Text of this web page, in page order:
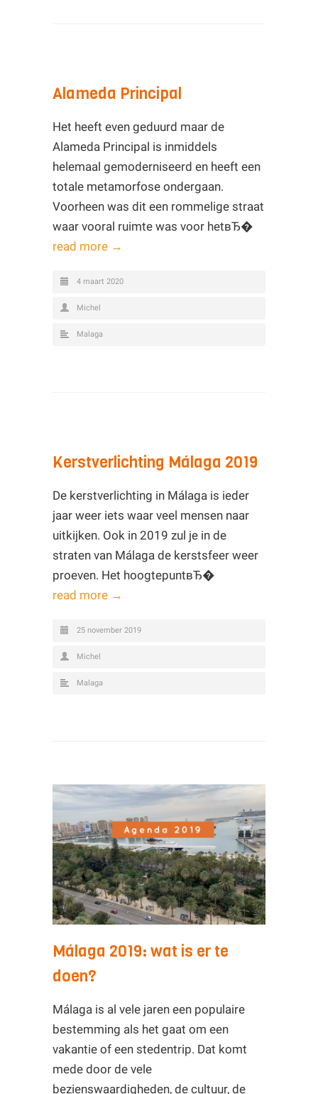
Alameda Principal
Het heeft even geduurd maar de
Alameda Principal is inmiddels
helemaal gemoderniseerd en heeft een
totale metamorfose ondergaan.
Voorheen was dit een rommelige straat
waar vooral ruimte was voor hetвЂ�
read more →
4 maart 2020
Michel
Malaga
Kerstverlichting Málaga 2019
De kerstverlichting in Málaga is ieder
jaar weer iets waar veel mensen naar
uitkijken. Ook in 2019 zul je in de
straten van Málaga de kerstsfeer weer
proeven. Het hoogtepuntвЂ�
read more →
25 november 2019
Michel
Malaga
Málaga 2019: wat is er te
doen?
Málaga is al vele jaren een populaire
bestemming als het gaat om een
vakantie of een stedentrip. Dat komt
mede door de vele
bezienswaardigheden, de cultuur, de